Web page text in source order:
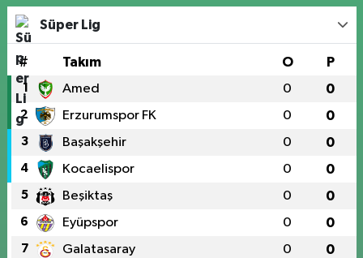
Süper Lig
# Takım O P
1 Amed 0 0
2 Erzurumspor FK 0 0
3 Başakşehir 0 0
4 Kocaelispor 0 0
5 Beşiktaş 0 0
6 Eyüpspor 0 0
7 Galatasaray 0 0